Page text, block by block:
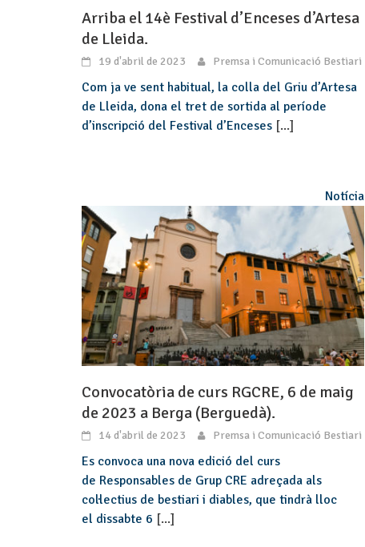
Arriba el 14è Festival d’Enceses d’Artesa
de Lleida.
19 d'abril de 2023 Premsa i Comunicació Bestiari
Com ja ve sent habitual, la colla del Griu d’Artesa
de Lleida, dona el tret de sortida al període
d’inscripció del Festival d’Enceses [...]
Notícia
Convocatòria de curs RGCRE, 6 de maig
de 2023 a Berga (Berguedà).
14 d'abril de 2023 Premsa i Comunicació Bestiari
Es convoca una nova edició del curs
de Responsables de Grup CRE adreçada als
col·lectius de bestiari i diables, que tindrà lloc
el dissabte 6 [...]